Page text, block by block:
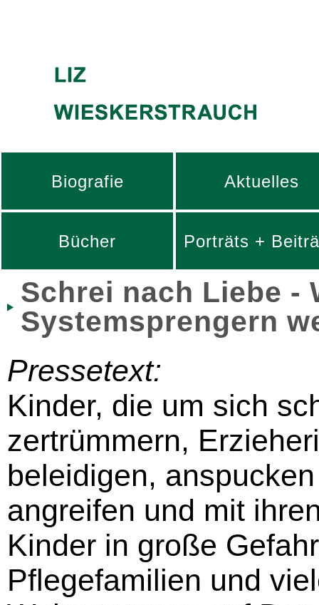
Biografie Aktuelles
Bücher Porträts +
Schrei nach Liebe -
Systemsprengern
Pressetext:
Kinder, die um sich
zertrümmern,
beleidigen,
angreifen und mit
Kinder in große
Pflegefamilien und